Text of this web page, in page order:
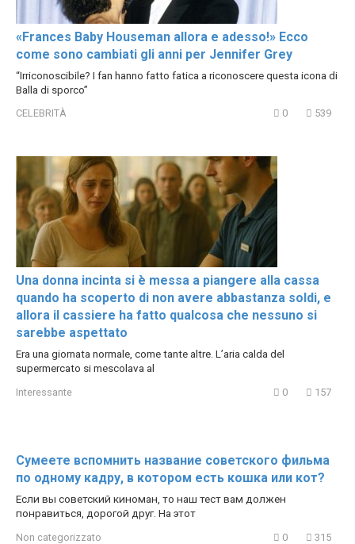
«Frances Baby Houseman allora e adesso!» Ecco
come sono cambiati gli anni per Jennifer Grey
“Irriconoscibile? I fan hanno fatto fatica a riconoscere questa icona di
Balla di sporco”
CELEBRITÀ 0 539
Una donna incinta si è messa a piangere alla cassa
quando ha scoperto di non avere abbastanza soldi, e
allora il cassiere ha fatto qualcosa che nessuno si
sarebbe aspettato
Era una giornata normale, come tante altre. L’aria calda del
supermercato si mescolava al
Interessante 0 157
Сумеете вспомнить название советского фильма
по одному кадру, в котором есть кошка или кот?
Если вы советский киноман, то наш тест вам должен
понравиться, дорогой друг. На этот
Non categorizzato 0 315